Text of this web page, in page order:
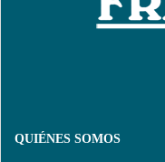
QUIÉNES SOMOS